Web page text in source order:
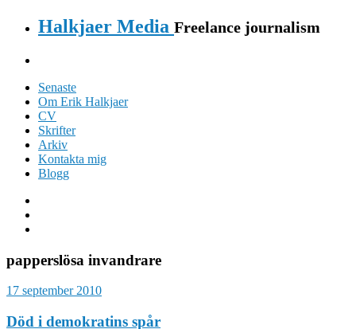
Halkjaer Media Freelance journalism
Senaste
Om Erik Halkjaer
CV
Skrifter
Arkiv
Kontakta mig
Blogg
papperslösa invandrare
17 september 2010
Död i demokratins spår